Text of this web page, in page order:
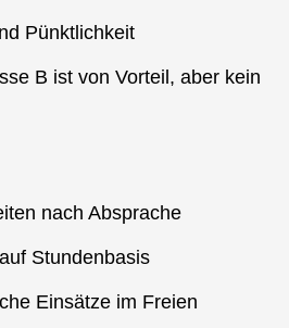
Pünktlichkeit
B ist von Vorteil, aber kein
nach Absprache
Stundenbasis
Einsätze im Freien